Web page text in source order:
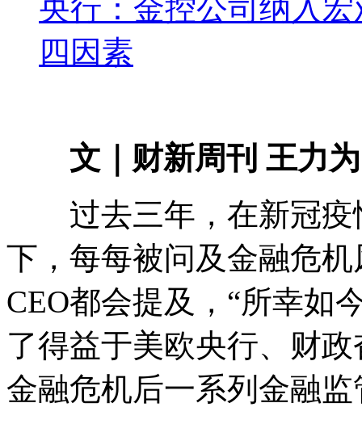
央行：金控公司纳入
四因素
文｜财新周刊 王力为
过去三年，在新冠疫
下，每每被问及金融危
CEO都会提及，“所幸如
了得益于美欧央行、财
金融危机后一系列金融